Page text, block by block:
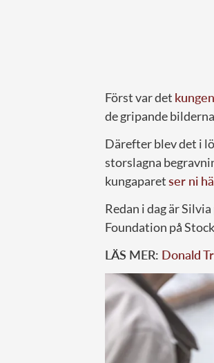
Först var det
de gripande
Därefter blev det i
storslagna
kungaparetser ni
Redan i dag är
Foundation på
LÄS MER: Donald